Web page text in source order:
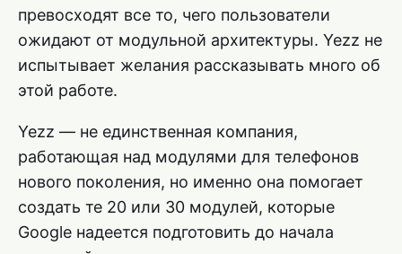
превосходят все то, чего пользователи
ожидают от модульной архитектуры. Yezz не
испытывает желания рассказывать много об
этой работе.
Yezz — не единственная компания,
работающая над модулями для телефонов
нового поколения, но именно она помогает
создать те 20 или 30 модулей, которые
Google надеется подготовить до начала